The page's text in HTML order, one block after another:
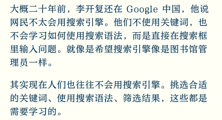
大概二十年前，李开复还在 Google 中国，他说
网民不太会用搜索引擎。他们不使用关键词，也
不会学习如何使用搜索语法，而是直接在搜索框
里输入问题。就像是希望搜索引擎像是图书馆管
理员一样。
其实现在人们也往往不会用搜索引擎。挑选合适
的关键词、使用搜索语法、筛选结果，这些都是
需要学习的。